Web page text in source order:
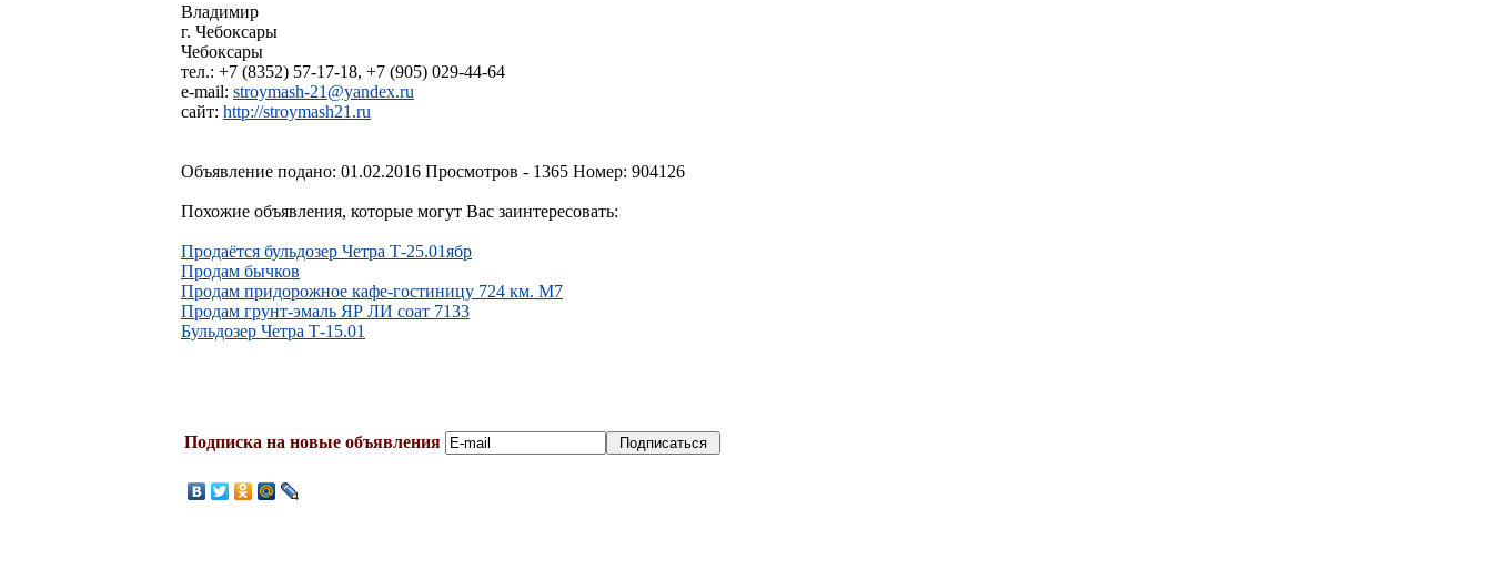
Владимир
г. Чебоксары
Чебоксары
тел.: +7 (8352) 57-17-18, +7 (905) 029-44-64
e-mail: stroymash-21@yandex.ru
сайт: http://stroymash21.ru
Объявление подано: 01.02.2016 Просмотров - 1365 Номер: 904126
Похожие объявления, которые могут Вас заинтересовать:
Продаётся бульдозер Четра Т-25.01ябр
Продам бычков
Продам придорожное кафе-гостиницу 724 км. М7
Продам грунт-эмаль ЯР ЛИ соат 7133
Бульдозер Четра Т-15.01
Подписка на новые объявления